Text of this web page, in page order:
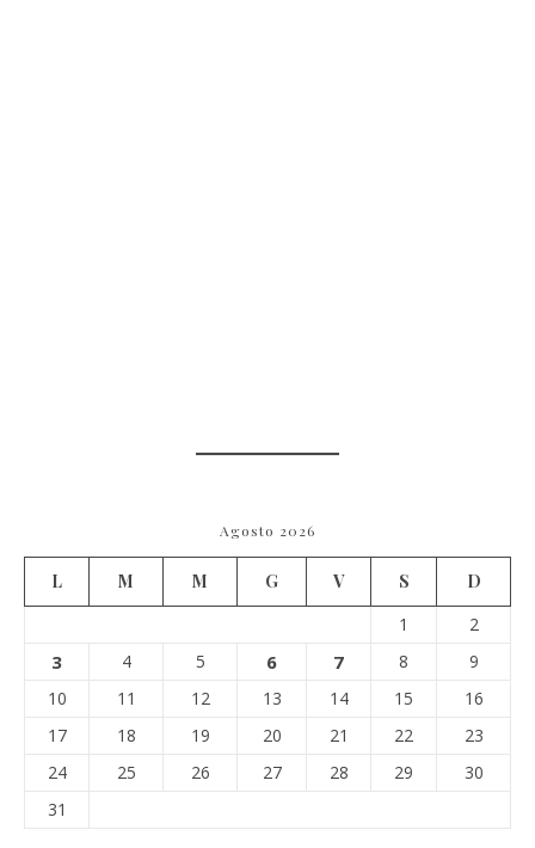
Agosto 2026
L M M G V S
D
1
2
3 4 5 6 7 8
9
10
11 12 13 14 15
16
17
18 19 20 21 22
23
24
25 26 27 28 29
30
31